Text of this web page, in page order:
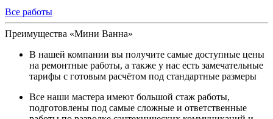
Все работы
Преимущества «Мини Ванна»
В нашей компании вы получите самые доступные цены
на ремонтные работы, а также у нас есть замечательные
тарифы с готовым расчётом под стандартные размеры
Все наши мастера имеют большой стаж работы,
подготовлены под самые сложные и ответственные